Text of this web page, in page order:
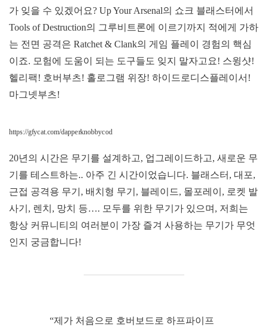
가 잊을 수 있겠어요? Up Your Arsenal의 쇼크 블래스터에서
Tools of Destruction의 그루비트론에 이르기까지 적에게 가하
는 전면 공격은 Ratchet & Clank의 게임 플레이 경험의 핵심
이죠. 모험에 도움이 되는 도구들도 잊지 말자고요! 스윙샷!
헬리팩! 호버부츠! 홀로그램 위장! 하이드로디스플레이서!
마그넷부츠!
https://gfycat.com/dapperknobbycod
20년의 시간은 무기를 설계하고, 업그레이드하고, 새로운 무
기를 테스트하는.. 아주 긴 시간이었습니다. 블래스터, 대포,
근접 공격용 무기, 배치형 무기, 블레이드, 몰포레이, 로켓 발
사기, 렌치, 망치 등…. 모두를 위한 무기가 있으며, 저희는
항상 커뮤니티의 여러분이 가장 즐겨 사용하는 무기가 무엇
인지 궁금합니다!
“제가 처음으로 호버보드로 하프파이프